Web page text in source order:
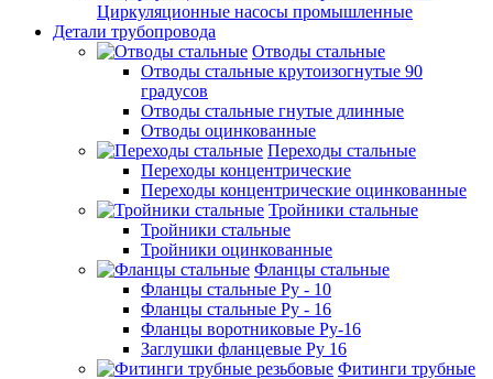
Циркуляционные насосы промышленные
Детали трубопровода
Отводы стальные
Отводы стальные крутоизогнутые 90
градусов
Отводы стальные гнутые длинные
Отводы оцинкованные
Переходы стальные
Переходы концентрические
Переходы концентрические оцинкованные
Тройники стальные
Тройники стальные
Тройники оцинкованные
Фланцы стальные
Фланцы стальные Ру - 10
Фланцы стальные Ру - 16
Фланцы воротниковые Ру-16
Заглушки фланцевые Ру 16
Фитинги трубные